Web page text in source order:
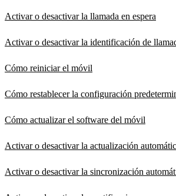
Activar o desactivar la llamada en espera
Activar o desactivar la identificación de
Cómo reiniciar el móvil
Cómo restablecer la configuración
Cómo actualizar el software del móvil
Activar o desactivar la actualización
Activar o desactivar la sincronización